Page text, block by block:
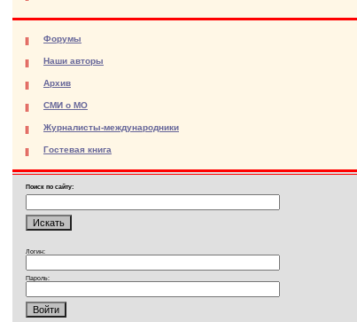
Форумы
Наши авторы
Архив
СМИ о МО
Журналисты-международники
Гостевая книга
Поиск по сайту:
Логин:
Пароль: